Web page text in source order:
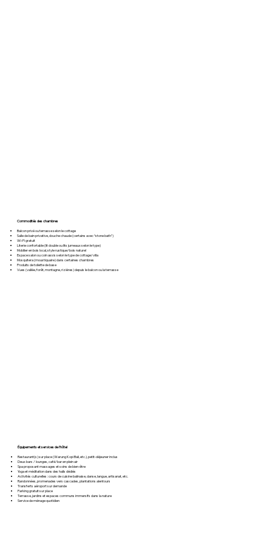
Commodités des chambres
Balcon privé ou terrasse selon le cottage
Salle de bain privative, douche chaude (certains avec “stone bath”)
Wi-Fi gratuit
Literie confortable (lit double ou lits jumeaux selon le type)
Mobilier en bois local, style rustique/bois naturel
Espace salon ou coin assis selon le type de cottage/villa
Mosquitera (moustiquaire) dans certaines chambres
Produits de toilette de base
Vues (vallée, forêt, montagne, rizières) depuis le balcon ou la terrasse
Équipements et services de l’hôtel
Restaurant(s) sur place (Warung Kopi Bali, etc.), petit-déjeuner inclus
Deux bars / lounges, café/bar en plein air
Spa proposant massages et soins de bien-être
Yoga et méditation dans des halls dédiés
Activités culturelles : cours de cuisine balinaise, danse, langue, artisanat, etc.
Randonnées, promenades vers cascades, plantations alentours
Transferts aéroport sur demande
Parking gratuit sur place
Terrasse, jardins et espaces communs immersifs dans la nature
Service de ménage quotidien